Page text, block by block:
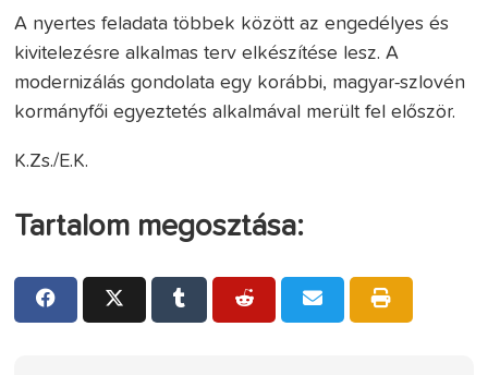
A nyertes feladata többek között az engedélyes és
kivitelezésre alkalmas terv elkészítése lesz. A
modernizálás gondolata egy korábbi, magyar-szlovén
kormányfői egyeztetés alkalmával merült fel először.
K.Zs./E.K.
Tartalom megosztása: